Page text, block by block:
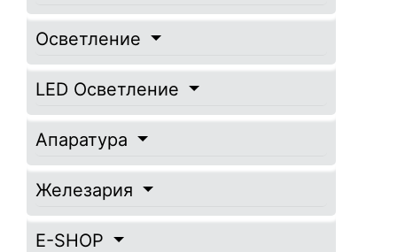
Осветление
LED Осветление
Апаратура
Железария
E-SHOP